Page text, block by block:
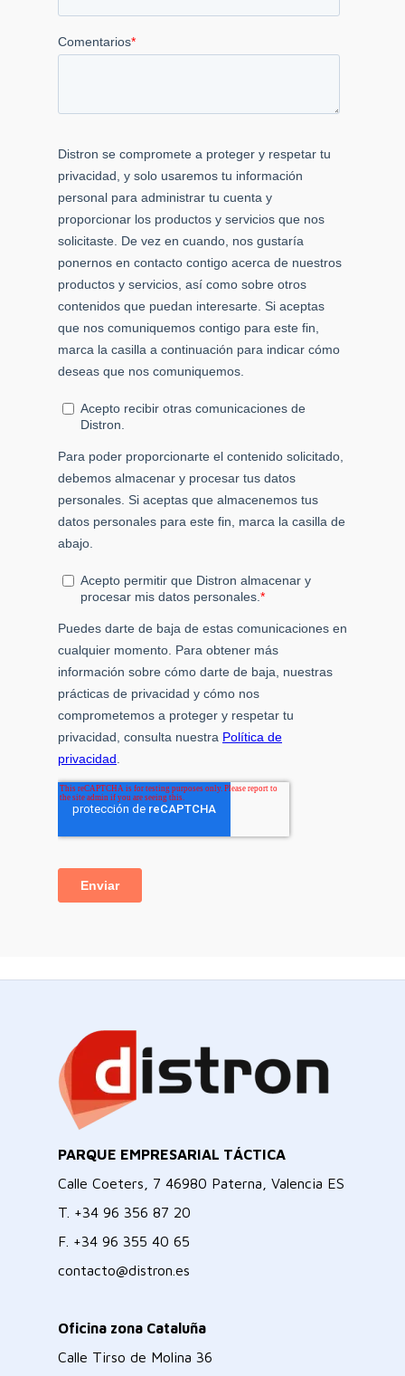
PARQUE EMPRESARIAL TÁCTICA
Calle Coeters, 7 46980 Paterna, Valencia ES
T. +34 96 356 87 20
F. +34 96 355 40 65
contacto@distron.es
Oficina zona Cataluña
Calle Tirso de Molina 36